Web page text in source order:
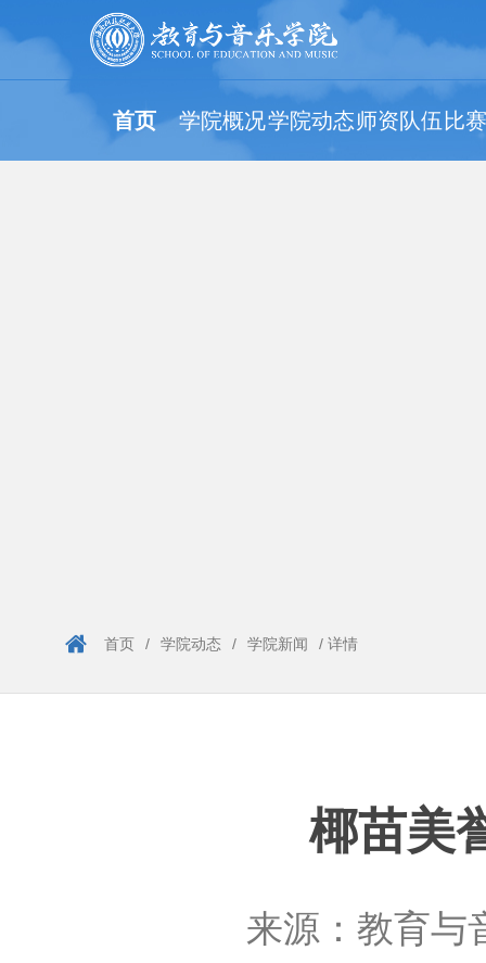
首页 学院概况学院动态师资队伍 比
首页 / 学院动态 / 学院新闻 / 详情
椰苗美
来源： 教育与